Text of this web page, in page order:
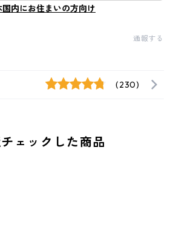
国内にお住まいの方向け
通報する
(230)
ェックした商品